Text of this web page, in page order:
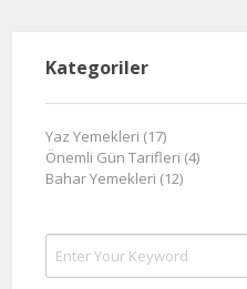
Kategoriler
Yaz Yemekleri (17)
Önemli Gün Tarifleri (4)
Bahar Yemekleri (12)